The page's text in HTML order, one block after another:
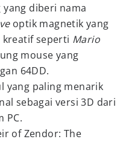
yang diberi nama
optik magnetik yang
kreatif seperti Mario
mouse yang
64DD.
yang paling menarik
sebagai versi 3D dari
PC.
of Zendor: The